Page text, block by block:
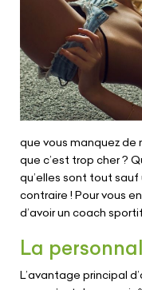
que vous manquez de
que c’est trop cher ?
qu’elles sont tout
contraire ! Pour vous
d’avoir un coach
La
L’avantage principal